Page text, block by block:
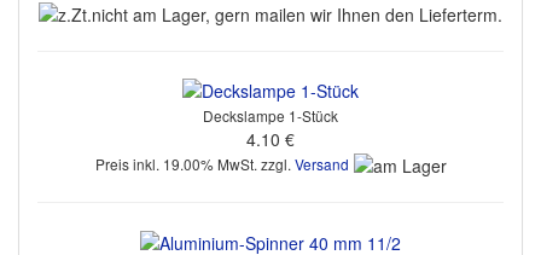
Deckslampe 1-Stück
4.10 €
Preis inkl. 19.00% MwSt. zzgl. Versand